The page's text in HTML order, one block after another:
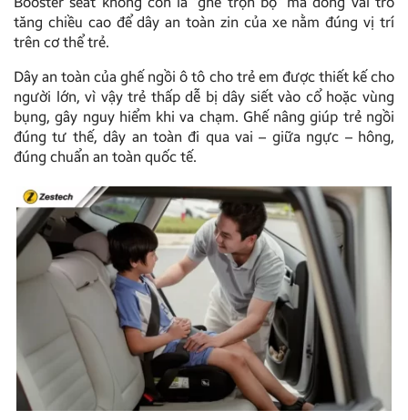
tăng chiều cao để dây an toàn zin của xe nằm đúng vị trí
trên cơ thể trẻ.
Dây an toàn của ghế ngồi ô tô cho trẻ em được thiết kế cho
người lớn, vì vậy trẻ thấp dễ bị dây siết vào cổ hoặc vùng
bụng, gây nguy hiểm khi va chạm. Ghế nâng giúp trẻ ngồi
đúng tư thế, dây an toàn đi qua vai – giữa ngực – hông,
đúng chuẩn an toàn quốc tế.